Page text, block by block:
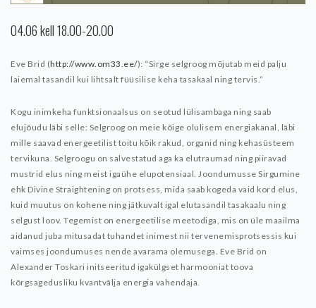
04.06 kell 18.00-20.00
Eve Brid (http://www.om33.ee/): “Sirge selgroog mõjutab meid palju
laiemal tasandil kui lihtsalt füüsilise keha tasakaal ning tervis.”
Kogu inimkeha funktsionaalsus on seotud lülisambaga ning saab
elujõudu läbi selle: Selgroog on meie kõige olulisem energiakanal, läbi
mille saavad energeetilist toitu kõik rakud, organid ning kehasüsteem
tervikuna. Selgroogu on salvestatud aga ka elutraumad ning piiravad
mustrid elus ning meist igaühe elupotensiaal. Joondumusse Sirgumine
ehk Divine Straightening on protsess, mida saab kogeda vaid kord elus,
kuid muutus on kohene ning jätkuvalt igal elutasandil tasakaalu ning
selgust loov. Tegemist on energeetilise meetodiga, mis on üle maailma
aidanud juba mitusadat tuhandet inimest nii tervenemisprotsessis kui
vaimses joondumuses nende avarama olemusega. Eve Brid on
Alexander Toskari initseeritud igakülgset harmooniat toova
kõrgsagedusliku kvantvãlja energia vahendaja.